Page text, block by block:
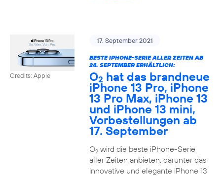
Credits: Apple
17. September 2021
BESTE IPHONE-SERIE ALLER ZEITEN AB
24. SEPTEMBER ERHÄLTLICH:
O2 hat das brandneue
iPhone 13 Pro, iPhone
13 Pro Max, iPhone 13
und iPhone 13 mini,
Vorbestellungen ab
17. September
O2wird die beste iPhone-Serie
aller Zeiten anbieten, darunter das
innovative und elegante iPhone 13